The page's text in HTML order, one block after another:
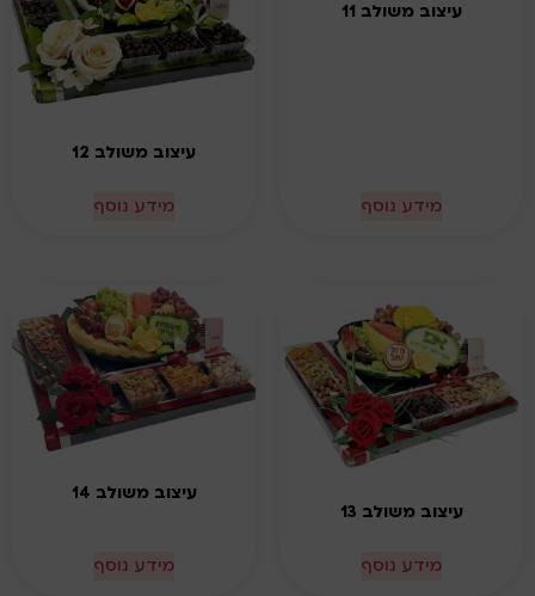
עיצוב משולב 11
מידע נוסף
עיצוב משולב 12
מידע נוסף
עיצוב משולב 13
מידע נוסף
עיצוב משולב 14
מידע נוסף